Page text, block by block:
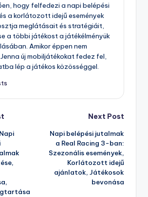
hogy felfedezi a napi belépési
a korlátozott idejű események
meglátásait és stratégiáit,
a többi játékost a játékélményük
Amikor éppen nem
új mobiljátékokat fedez fel,
lép a játékos közösséggel.
Next Post
Napi belépési jutalmak
a Real Racing 3-ban:
Szezonális események,
Korlátozott idejű
ajánlatok, Játékosok
bevonása